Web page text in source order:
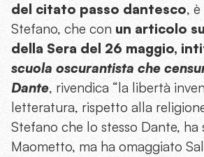
del citato passo dantesco,
Stefano, che con un articolo
della Sera del 26 maggio,
scuola oscurantista che
Dante, rivendica “la libertà
letteratura, rispetto alla
Stefano che lo stesso Dante, ha
Maometto, ma ha omaggiato